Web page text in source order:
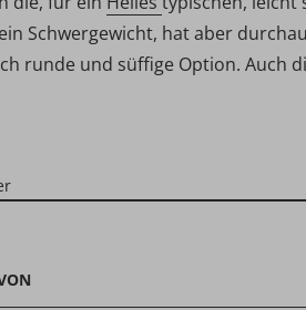
Schwergewicht, hat aber
runde und süffige Option. Auch